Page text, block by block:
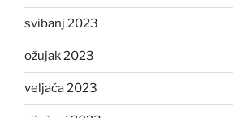
svibanj 2023
ožujak 2023
veljača 2023